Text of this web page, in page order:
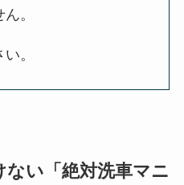
。
。
い「絶対洗車マニ